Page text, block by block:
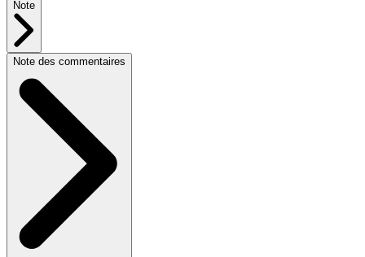
Note
Note des commentaires